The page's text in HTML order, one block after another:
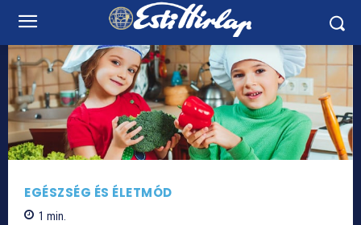
EGÉSZSÉG ÉS ÉLETMÓD
1 min.